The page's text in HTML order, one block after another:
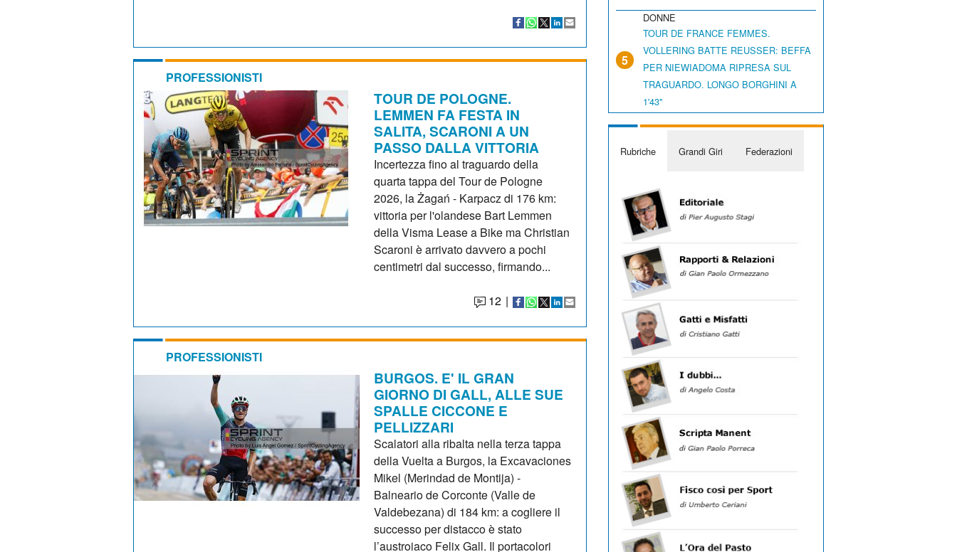
PROFESSIONISTI
TOUR DE POLOGNE.
LEMMEN FA FESTA IN
SALITA, SCARONI A UN
PASSO DALLA VITTORIA
Incertezza fino al traguardo della
quarta tappa del Tour de Pologne
2026, la Żagań - Karpacz di 176 km:
vittoria per l'olandese Bart Lemmen
della Visma Lease a Bike ma Christian
Scaroni è arrivato davvero a pochi
centimetri dal successo, firmando...
12 |
PROFESSIONISTI
BURGOS. E' IL GRAN
GIORNO DI GALL, ALLE SUE
SPALLE CICCONE E
PELLIZZARI
Scalatori alla ribalta nella terza tappa
della Vuelta a Burgos, la Excavaciones
Mikel (Merindad de Montija) -
Balneario de Corconte (Valle de
Valdebezana) di 184 km: a cogliere il
successo per distacco è stato
l’austroiaco Felix Gall. Il portacolori
5
DONNE
TOUR DE FRANCE FEMMES.
VOLLERING BATTE REUSSER: BEFFA
PER NIEWIADOMA RIPRESA SUL
TRAGUARDO. LONGO BORGHINI A
1'43"
Rubriche Grandi Giri Federazioni